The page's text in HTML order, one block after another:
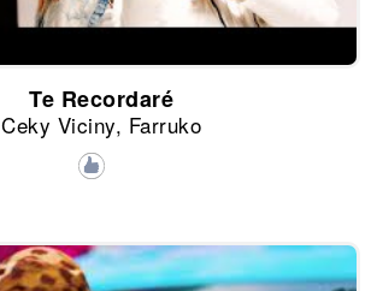
Te Recordaré
Ceky Viciny, Farruko